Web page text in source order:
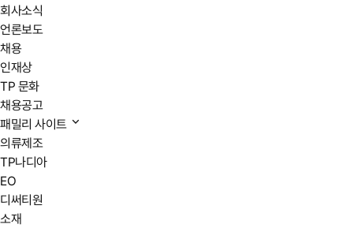
회사소식
언론보도
채용
인재상
TP 문화
채용공고
패밀리 사이트
의류제조
TP나디아
EO
디써티원
소재